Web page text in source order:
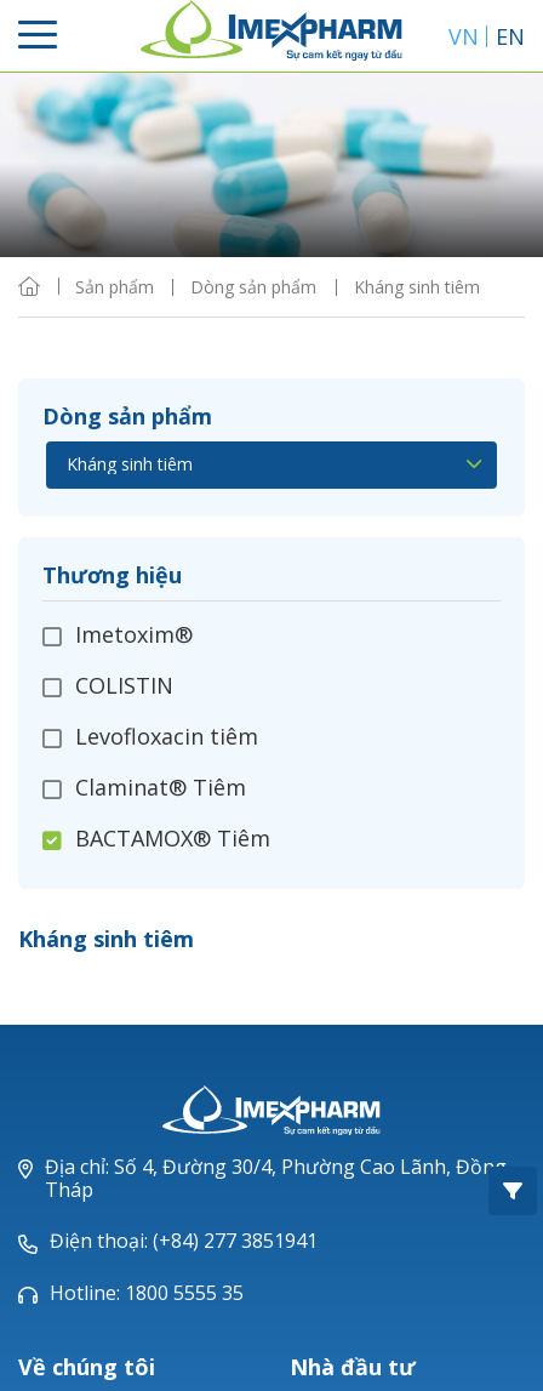
VN EN
Sản phẩm Dòng sản phẩm Kháng sinh tiêm
Dòng sản phẩm
Thương hiệu
Imetoxim®
COLISTIN
Levofloxacin tiêm
Claminat® Tiêm
BACTAMOX® Tiêm
Ceftizoxim®
Piperacillin
Ticarlinat®
Zobacta®
Bacsulfo®
Kháng sinh tiêm
Sắp xếp
Hiển thị
Địa chỉ: Số 4, Đường 30/4, Phường Cao Lãnh, Đồng
Tháp
Điện thoại: (+84) 277 3851941
Hotline: 1800 5555 35
Về chúng tôi Nhà đầu tư